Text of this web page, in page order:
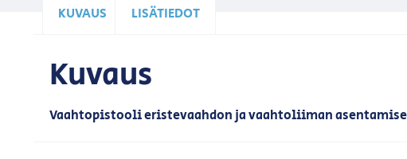
KUVAUS LISÄTIEDOT
Kuvaus
Vaahtopistooli eristevaahdon ja vaahtoliiman